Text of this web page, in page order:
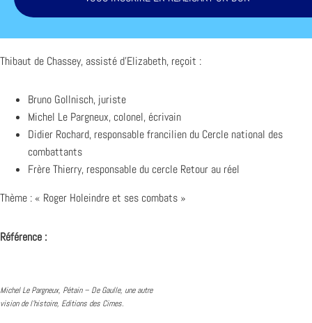
Thibaut de Chassey, assisté d’Elizabeth, reçoit :
Bruno Gollnisch, juriste
Michel Le Pargneux, colonel, écrivain
Didier Rochard, responsable francilien du Cercle national des
combattants
Frère Thierry, responsable du cercle Retour au réel
Thème : « Roger Holeindre et ses combats »
Référence :
Michel Le Pargneux, Pétain – De Gaulle, une autre
vision de l’histoire, Editions des Cimes.